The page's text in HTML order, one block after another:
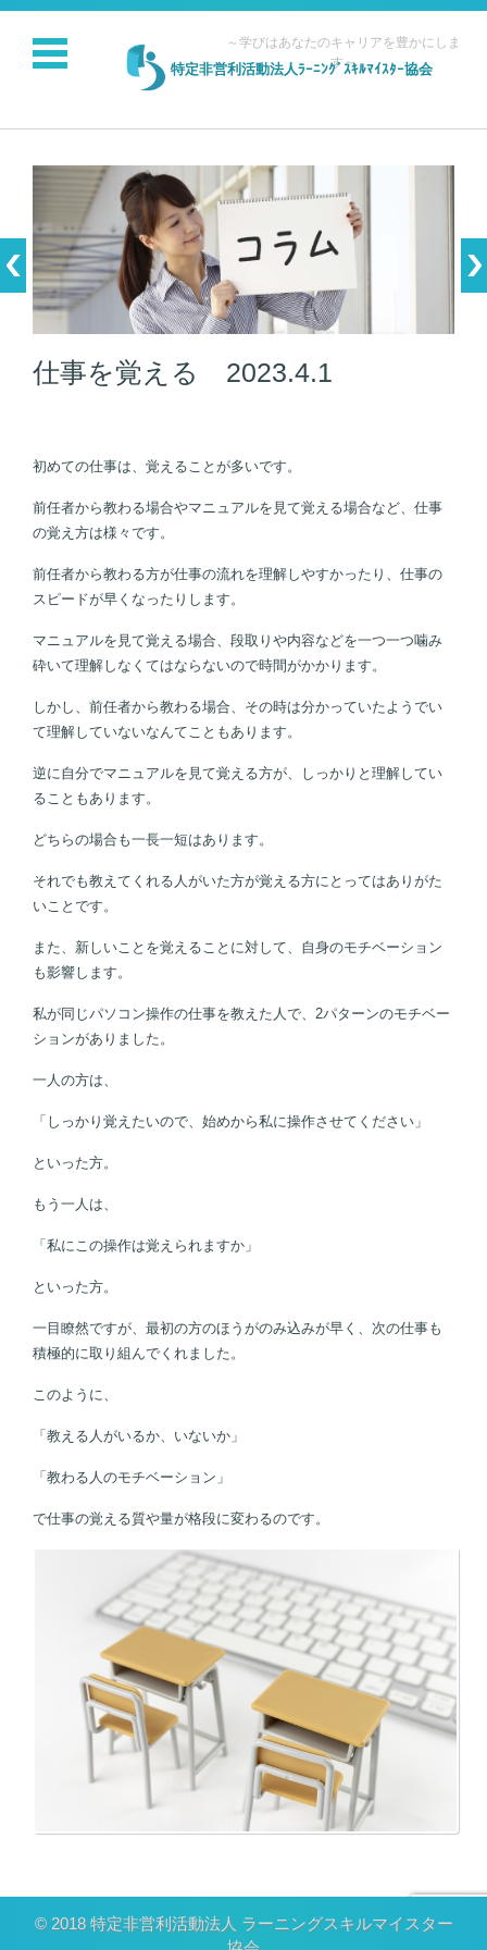
特定非営利活動法人ﾗｰﾆﾝｸﾞｽｷﾙﾏｲｽﾀｰ協会
～学びはあなたのキャリアを豊かにしま
す～
コンテンツに移動
仕事を覚える 2023.4.1
初めての仕事は、覚えることが多いです。
前任者から教わる場合やマニュアルを見て覚える場合など、仕事
の覚え方は様々です。
前任者から教わる方が仕事の流れを理解しやすかったり、仕事の
スピードが早くなったりします。
マニュアルを見て覚える場合、段取りや内容などを一つ一つ噛み
砕いて理解しなくてはならないので時間がかかります。
しかし、前任者から教わる場合、その時は分かっていたようでい
て理解していないなんてこともあります。
逆に自分でマニュアルを見て覚える方が、しっかりと理解してい
ることもあります。
どちらの場合も一長一短はあります。
それでも教えてくれる人がいた方が覚える方にとってはありがた
いことです。
また、新しいことを覚えることに対して、自身のモチベーション
も影響します。
私が同じパソコン操作の仕事を教えた人で、2パターンのモチベー
ションがありました。
一人の方は、
「しっかり覚えたいので、始めから私に操作させてください」
といった方。
もう一人は、
「私にこの操作は覚えられますか」
といった方。
一目瞭然ですが、最初の方のほうがのみ込みが早く、次の仕事も
積極的に取り組んでくれました。
このように、
「教える人がいるか、いないか」
「教わる人のモチベーション」
で仕事の覚える質や量が格段に変わるのです。
© 2018 特定非営利活動法人 ラーニングスキルマイスター